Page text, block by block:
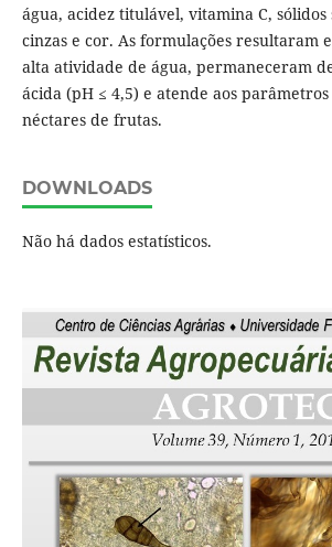
água, acidez titulável, vitamina C, sólidos
cinzas e cor. As formulações resultaram
alta atividade de água, permaneceram
ácida (pH ≤ 4,5) e atende aos
néctares de frutas.
DOWNLOADS
Não há dados estatísticos.